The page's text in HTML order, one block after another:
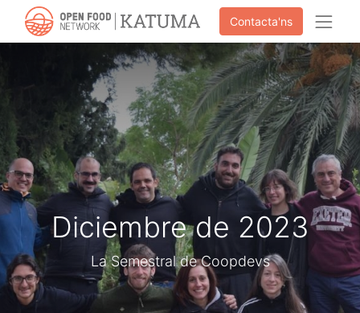
Contacta'ns
Diciembre de 2023
La Semestral de Coopdevs